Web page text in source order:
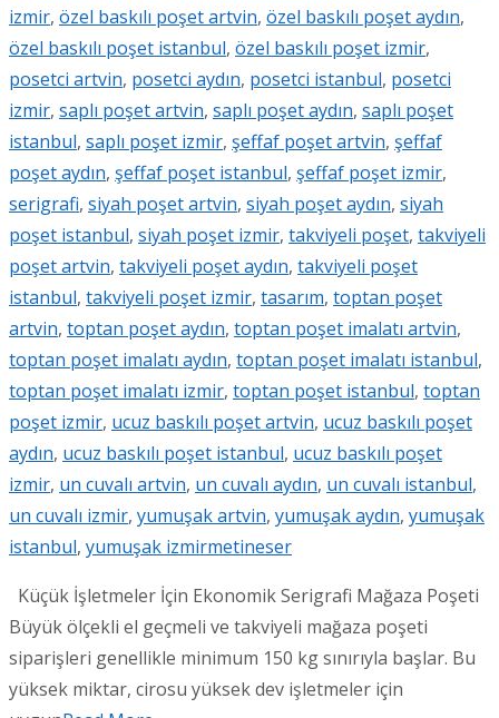
izmir, özel baskılı poşet artvin, özel baskılı poşet aydın,
özel baskılı poşet istanbul, özel baskılı poşet izmir,
posetci artvin, posetci aydın, posetci istanbul, posetci
izmir, saplı poşet artvin, saplı poşet aydın, saplı poşet
istanbul, saplı poşet izmir, şeffaf poşet artvin, şeffaf
poşet aydın, şeffaf poşet istanbul, şeffaf poşet izmir,
serigrafi, siyah poşet artvin, siyah poşet aydın, siyah
poşet istanbul, siyah poşet izmir, takviyeli poşet, takviyeli
poşet artvin, takviyeli poşet aydın, takviyeli poşet
istanbul, takviyeli poşet izmir, tasarım, toptan poşet
artvin, toptan poşet aydın, toptan poşet imalatı artvin,
toptan poşet imalatı aydın, toptan poşet imalatı istanbul,
toptan poşet imalatı izmir, toptan poşet istanbul, toptan
poşet izmir, ucuz baskılı poşet artvin, ucuz baskılı poşet
aydın, ucuz baskılı poşet istanbul, ucuz baskılı poşet
izmir, un cuvalı artvin, un cuvalı aydın, un cuvalı istanbul,
un cuvalı izmir, yumuşak artvin, yumuşak aydın, yumuşak
istanbul, yumuşak izmirmetineser
Küçük İşletmeler İçin Ekonomik Serigrafi Mağaza Poşeti
Büyük ölçekli el geçmeli ve takviyeli mağaza poşeti
siparişleri genellikle minimum 150 kg sınırıyla başlar. Bu
yüksek miktar, cirosu yüksek dev işletmeler için